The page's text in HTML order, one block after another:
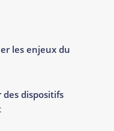
les enjeux du
dispositifs